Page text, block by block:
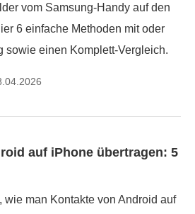
vom Samsung-Handy auf den
6 einfache Methoden mit oder
sowie einen Komplett-Vergleich.
auf iPhone übertragen: 5
wie man Kontakte von Android auf